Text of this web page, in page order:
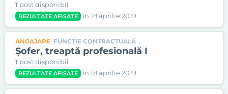
1 post disponibil
REZULTATE AFIȘATE în 18 aprilie 2019
ANGAJARE FUNCȚIE CONTRACTUALĂ
Șofer, treaptă profesională I
1 post disponibil
REZULTATE AFIȘATE în 18 aprilie 2019